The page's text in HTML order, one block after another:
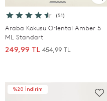
(51)
Araba Kokusu Oriental Amber 5
ML Standart
249,99 TL 454,99 TL
%20 İndirim